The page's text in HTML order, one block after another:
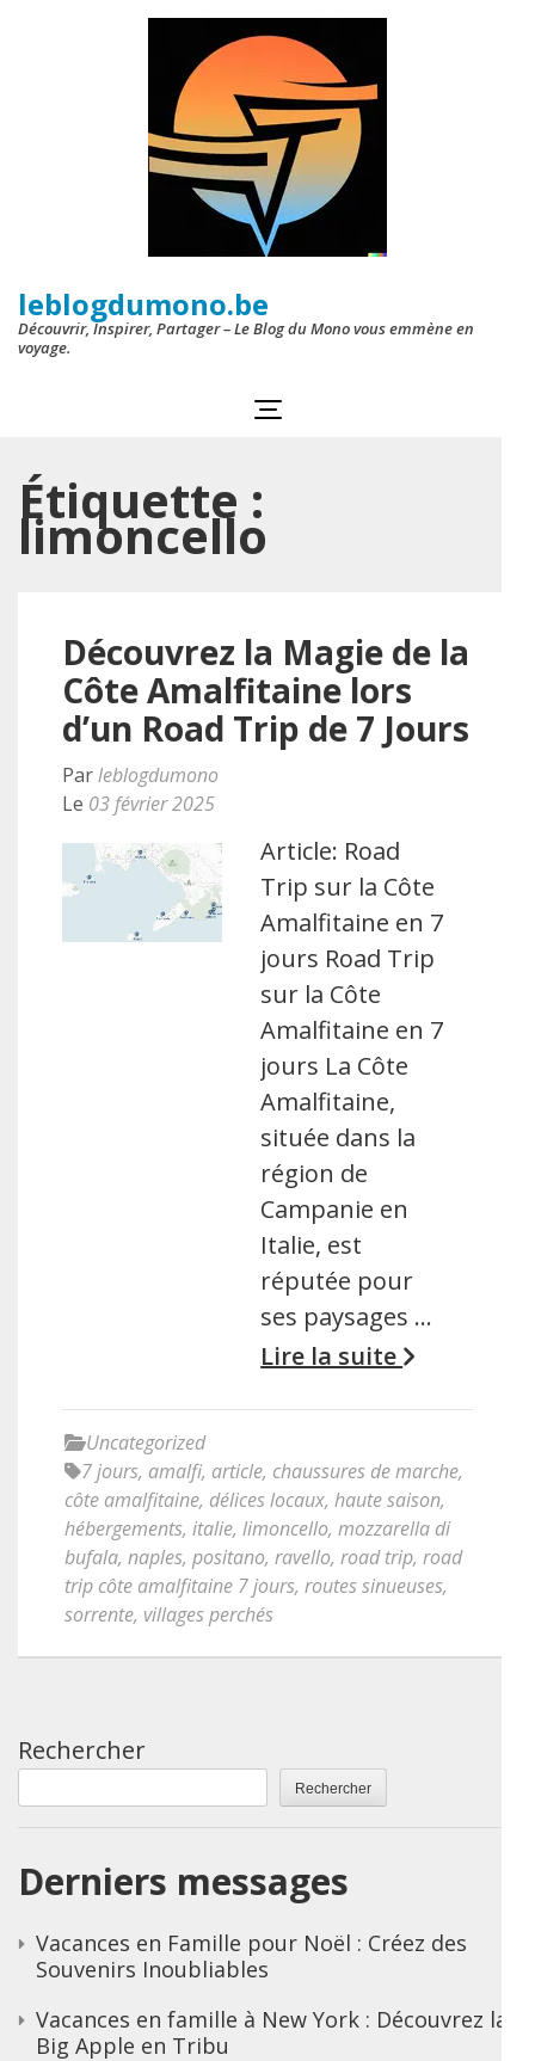
leblogdumono.be
Découvrir, Inspirer, Partager – Le Blog du Mono vous emmène en
voyage.
Étiquette :
limoncello
Découvrez la Magie de la
Côte Amalfitaine lors
d’un Road Trip de 7 Jours
Parleblogdumono
Le 03 février 2025
Article: Road
Trip sur la Côte
Amalfitaine en 7
jours Road Trip
sur la Côte
Amalfitaine en 7
jours La Côte
Amalfitaine,
située dans la
région de
Campanie en
Italie, est
réputée pour
ses paysages …
Lire la suite
Uncategorized
7 jours, amalfi, article, chaussures de marche,
côte amalfitaine, délices locaux, haute saison,
hébergements, italie, limoncello, mozzarella di
bufala, naples, positano, ravello, road trip, road
trip côte amalfitaine 7 jours, routes sinueuses,
sorrente, villages perchés
Rechercher
Rechercher
Derniers messages
Vacances en Famille pour Noël : Créez des
Souvenirs Inoubliables
Vacances en famille à New York : Découvrez la
Big Apple en Tribu